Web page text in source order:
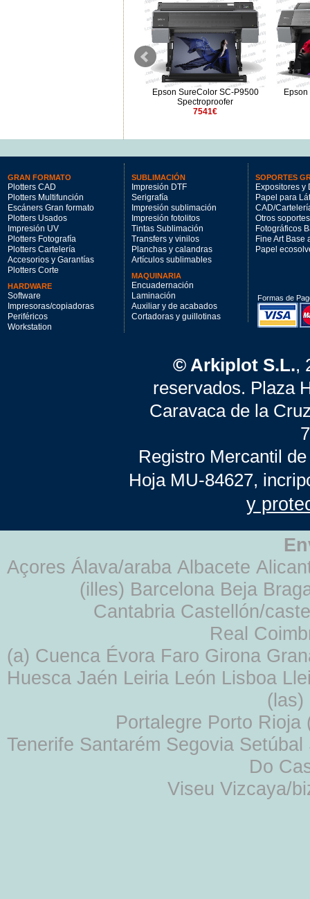
Epson SureColor SC-P8500DL
Epson SureColor SC-P9500
Spectroproofer
7541€
GRAN FORMATO
Plotters CAD
Plotters Multifunción
Escáners Gran formato
Plotters Usados
Impresión UV
Plotters Fotografía
Plotters Cartelería
Accesorios y Garantías
Plotters Corte
HARDWARE
Software
Impresoras/copiadoras
Periféricos
Workstation
SUBLIMACIÓN
Impresión DTF
Serigrafía
Impresión sublimación
Impresión fotolitos
Tintas Sublimación
Transfers y vinilos
Planchas y calandras
Artículos sublimables
MAQUINARIA
Encuadernación
Laminación
Auxiliar y de acabados
Cortadoras y guillotinas
SOPORTES
Expositores y
Papel para
CAD/
Otros soportes
Fotográficos
Fine Art Base
Papel
Formas de
© Arkiplot S.L.,
reservados. Plaza
Caravaca de la
Registro Mercantil
Hoja MU-84627,
y
Açores Álava/araba Albacete
(illes) Barcelona Beja
Cantabria Castellón/
Real
(a) Cuenca Évora Faro Girona
Huesca Jaén Leiria León Lisboa
Portalegre Porto
Tenerife Santarém Segovia
Do
Viseu Vizcaya/